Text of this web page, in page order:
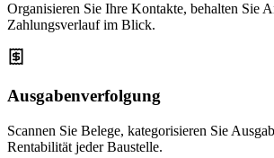
Organisieren Sie Ihre Kontakte, behalten Sie
Zahlungsverlauf im Blick.
Ausgabenverfolgung
Scannen Sie Belege, kategorisieren Sie
Rentabilität jeder Baustelle.